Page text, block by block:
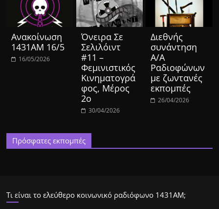
Ανακοίνωση
1431ΑΜ 16/5
16/05/2026
Όνειρα Σε
Σελιλόιντ
#11 –
Φεμινιστικός
Κινηματογρά
φος, Μέρος
2ο
30/04/2026
Διεθνής
συνάντηση
Α/Α
Ραδιοφώνων
με ζωντανές
εκπομπές
26/04/2026
Πρόσφατες εκπομπές
Τι είναι το ελεύθερο κοινωνικό ραδιόφωνο 1431ΑΜ;